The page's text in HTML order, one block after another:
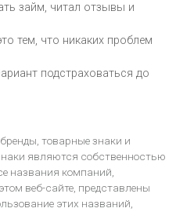
займ, читал отзывы и
тем, что никаких проблем
подстраховаться до
товарные знаки и
являются собственностью
названия компаний,
веб-сайте, представлены
этих названий,